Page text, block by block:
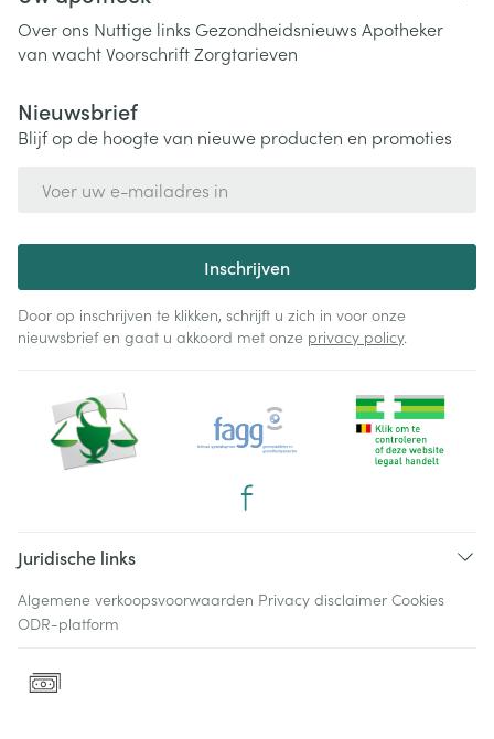
Over ons Nuttige links Gezondheidsnieuws Apotheker
van wachtVoorschriftZorgtarieven
Nieuwsbrief
Blijf op de hoogte van nieuwe producten en promoties
Inschrijven
Door op inschrijven te klikken, schrijft u zich in voor onze
nieuwsbrief en gaat u akkoord met onze privacy policy.
Juridische links
Algemene verkoopsvoorwaarden Privacy disclaimer Cookies
ODR-platform